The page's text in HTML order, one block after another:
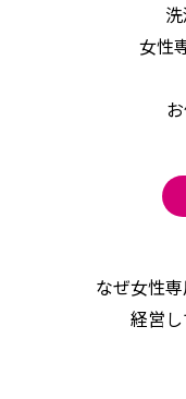
女性
なぜ女性
経営